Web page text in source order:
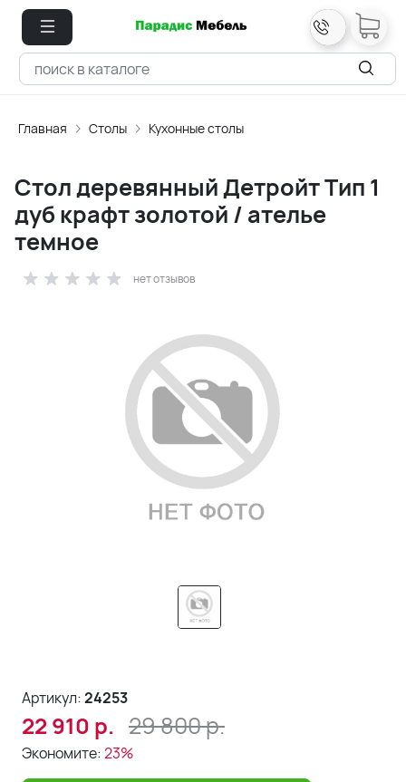
Главная Столы Кухонные столы
Стол деревянный Детройт Тип 1
дуб крафт золотой / ателье
темное
нет отзывов
Артикул:24253
22 910 р. 29 800р.
Экономите:23%